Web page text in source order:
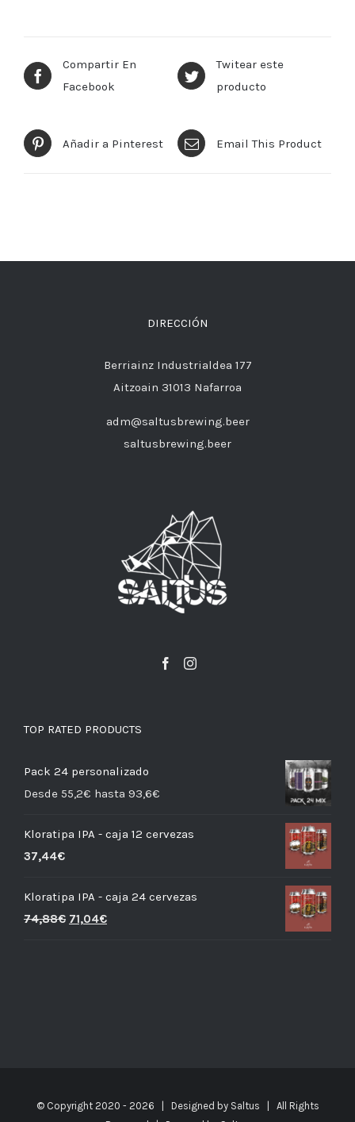
Compartir En
Facebook
Twitear este
producto
Añadir a Pinterest Email This Product
DIRECCIÓN
Berriainz Industrialdea 177
Aitzoain 31013 Nafarroa
adm@saltusbrewing.beer
saltusbrewing.beer
TOP RATED PRODUCTS
Pack 24 personalizado
Desde 55,2€ hasta 93,6€
Kloratipa IPA - caja 12 cervezas
37,44€
Kloratipa IPA - caja 24 cervezas
74,88€ 71,04€
© Copyright 2020 - 2026 | Designed by Saltus | All Rights